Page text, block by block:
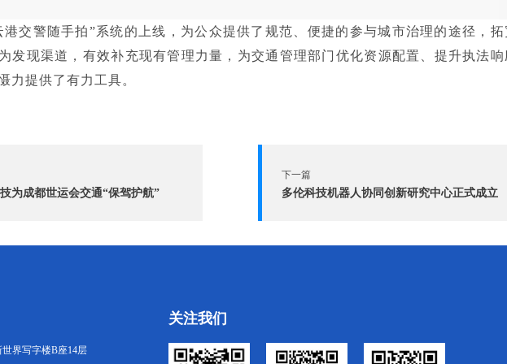
港交警随手拍”系统的上线，为公众提供了规范、便捷的参与城市治理的途径，拓
发现渠道，有效补充现有管理力量，为交通管理部门优化资源配置、提升执法响
力提供了有力工具。
为成都世运会交通“保驾护航”
下一篇
多伦科技机器人协同创新研究中心正式成立
界写字楼B座14层
关注我们